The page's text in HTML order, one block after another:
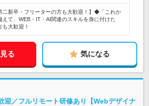
二新卒・フリーターの方も大歓迎！】◆「これか
えて、WEB・IT・AI関連のスキルを身に付けた
も大歓迎！
る 気になる
迎／フルリモート研修あり【Webデザイナ